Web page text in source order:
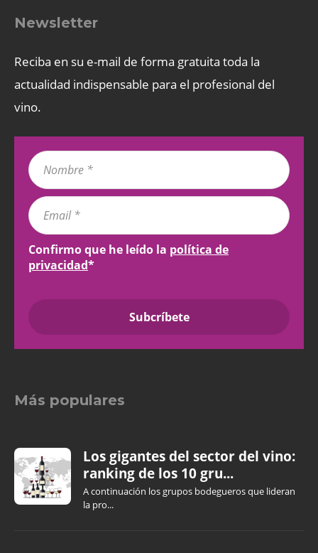
Newsletter
Reciba en su e-mail de forma gratuita toda la
actualidad indispensable para el profesional del
vino.
Confirmo que he leído la política de
privacidad*
Más populares
Los gigantes del sector del vino:
ranking de los 10 gru...
A continuación los grupos bodegueros que lideran
la pro...